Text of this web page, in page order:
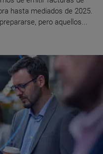
hasta mediados de 2025.
pero aquellos...